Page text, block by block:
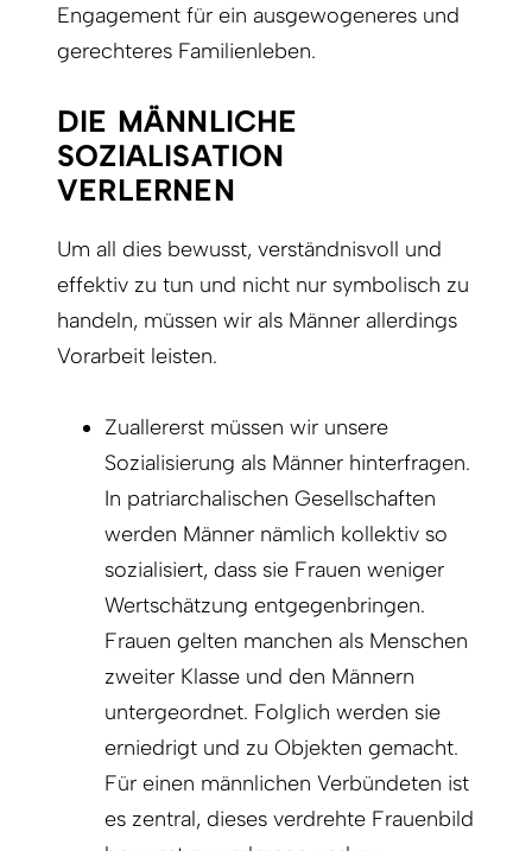
Engagement für ein ausgewogeneres und
gerechteres Familienleben.
DIE MÄNNLICHE
SOZIALISATION
VERLERNEN
Um all dies bewusst, verständnisvoll und
effektiv zu tun und nicht nur symbolisch zu
handeln, müssen wir als Männer allerdings
Vorarbeit leisten.
Zuallererst müssen wir unsere
Sozialisierung als Männer hinterfragen.
In patriarchalischen Gesellschaften
werden Männer nämlich kollektiv so
sozialisiert, dass sie Frauen weniger
Wertschätzung entgegenbringen.
Frauen gelten manchen als Menschen
zweiter Klasse und den Männern
untergeordnet. Folglich werden sie
erniedrigt und zu Objekten gemacht.
Für einen männlichen Verbündeten ist
es zentral, dieses verdrehte Frauenbild